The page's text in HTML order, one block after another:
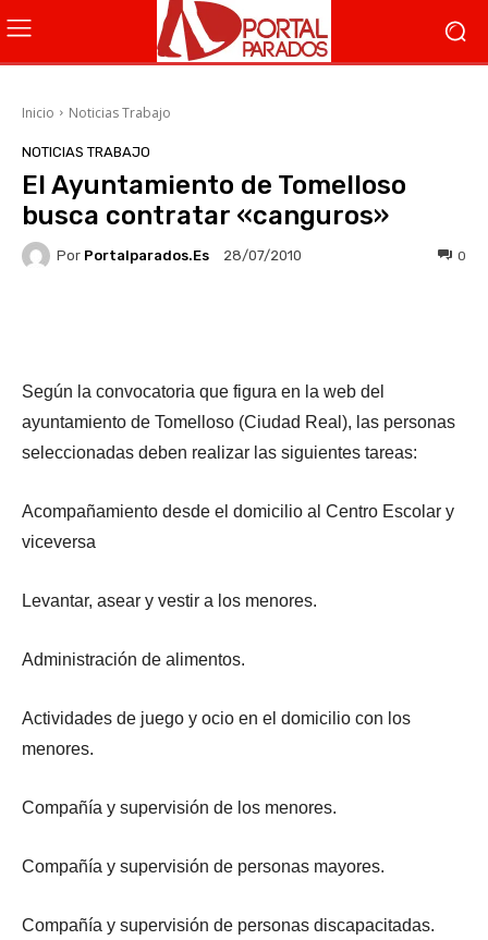
Inicio Noticias Trabajo
NOTICIAS TRABAJO
El Ayuntamiento de Tomelloso
busca contratar «canguros»
Por Portalparados.es 28/07/2010 0
Según la convocatoria que figura en la web del
ayuntamiento de Tomelloso (Ciudad Real), las personas
seleccionadas deben realizar las siguientes tareas:
Acompañamiento desde el domicilio al Centro Escolar y
viceversa
Levantar, asear y vestir a los menores.
Administración de alimentos.
Actividades de juego y ocio en el domicilio con los
menores.
Compañía y supervisión de los menores.
Compañía y supervisión de personas mayores.
Compañía y supervisión de personas discapacitadas.